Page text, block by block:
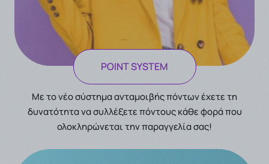
POINT SYSTEM
Με το νέο σύστημα ανταμοιβής πόντων έχετε τη
δυνατότητα να συλλέξετε πόντους κάθε φορά που
ολοκληρώνεται την παραγγελία σας!